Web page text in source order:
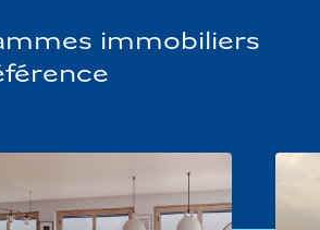
immobiliers